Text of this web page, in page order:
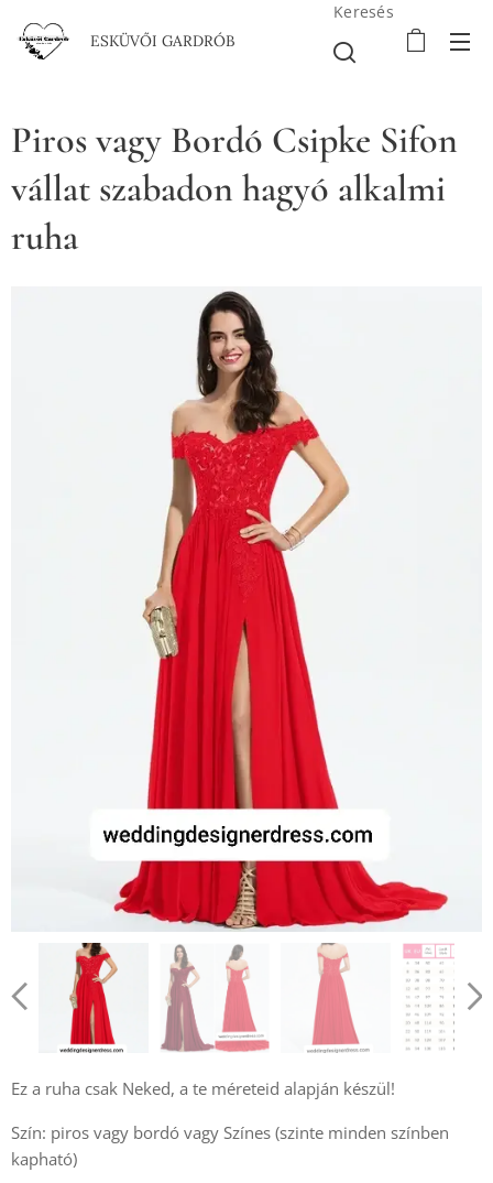
ESKÜVŐI GARDRÓB
Keresés
Piros vagy Bordó Csipke Sifon
vállat szabadon hagyó alkalmi
ruha
Ez a ruha csak Neked, a te méreteid alapján készül!
Szín: piros vagy bordó vagy Színes (szinte minden színben
kapható)